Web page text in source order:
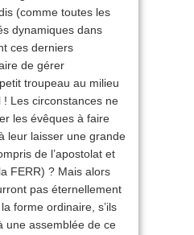
(comme toutes les
dynamiques dans
ces derniers
de gérer
troupeau au milieu
! Les circonstances ne
les évêques à faire
leur laisser une grande
de l’apostolat et
FERR) ? Mais alors
pas éternellement
forme ordinaire, s’ils
une assemblée de ce